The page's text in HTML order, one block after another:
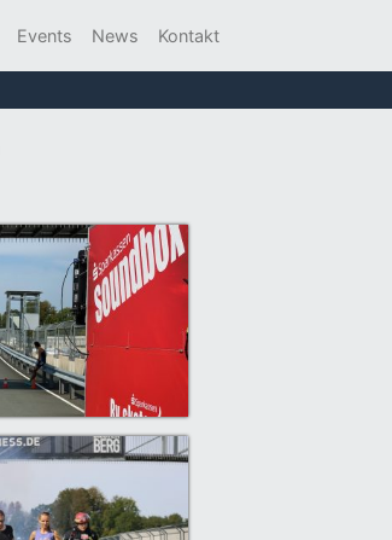
Events News Kontakt